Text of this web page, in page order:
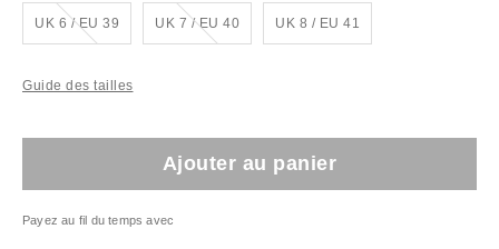
UK 6 / EU 39
En rupture de stock ! UK 7 / EU 40
En rupture de stock ! UK 8 / EU 41
Guide des tailles
Ajouter au panier
Payez au fil du temps avec